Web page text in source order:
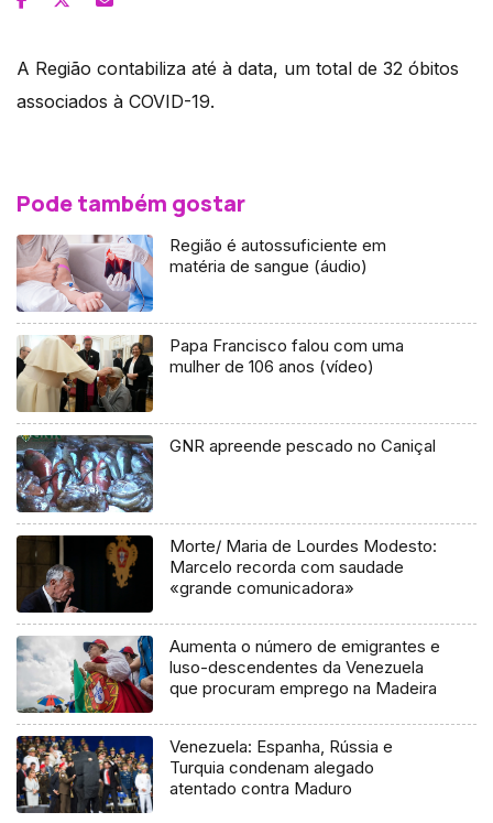
A Região contabiliza até à data, um total de 32 óbitos
associados à COVID-19.
Pode também gostar
Região é autossuficiente em
matéria de sangue (áudio)
Papa Francisco falou com uma
mulher de 106 anos (vídeo)
GNR apreende pescado no Caniçal
Morte/ Maria de Lourdes Modesto:
Marcelo recorda com saudade
«grande comunicadora»
Aumenta o número de emigrantes e
luso-descendentes da Venezuela
que procuram emprego na Madeira
Venezuela: Espanha, Rússia e
Turquia condenam alegado
atentado contra Maduro